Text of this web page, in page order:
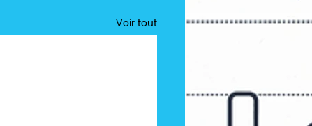
Voir tout